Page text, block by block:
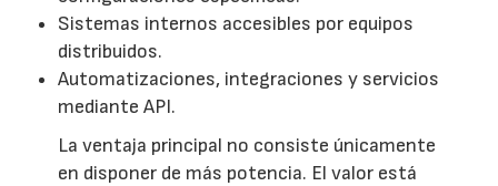
Sistemas internos accesibles por equipos
distribuidos.
Automatizaciones, integraciones y servicios
mediante API.
La ventaja principal no consiste únicamente
en disponer de más potencia. El valor está